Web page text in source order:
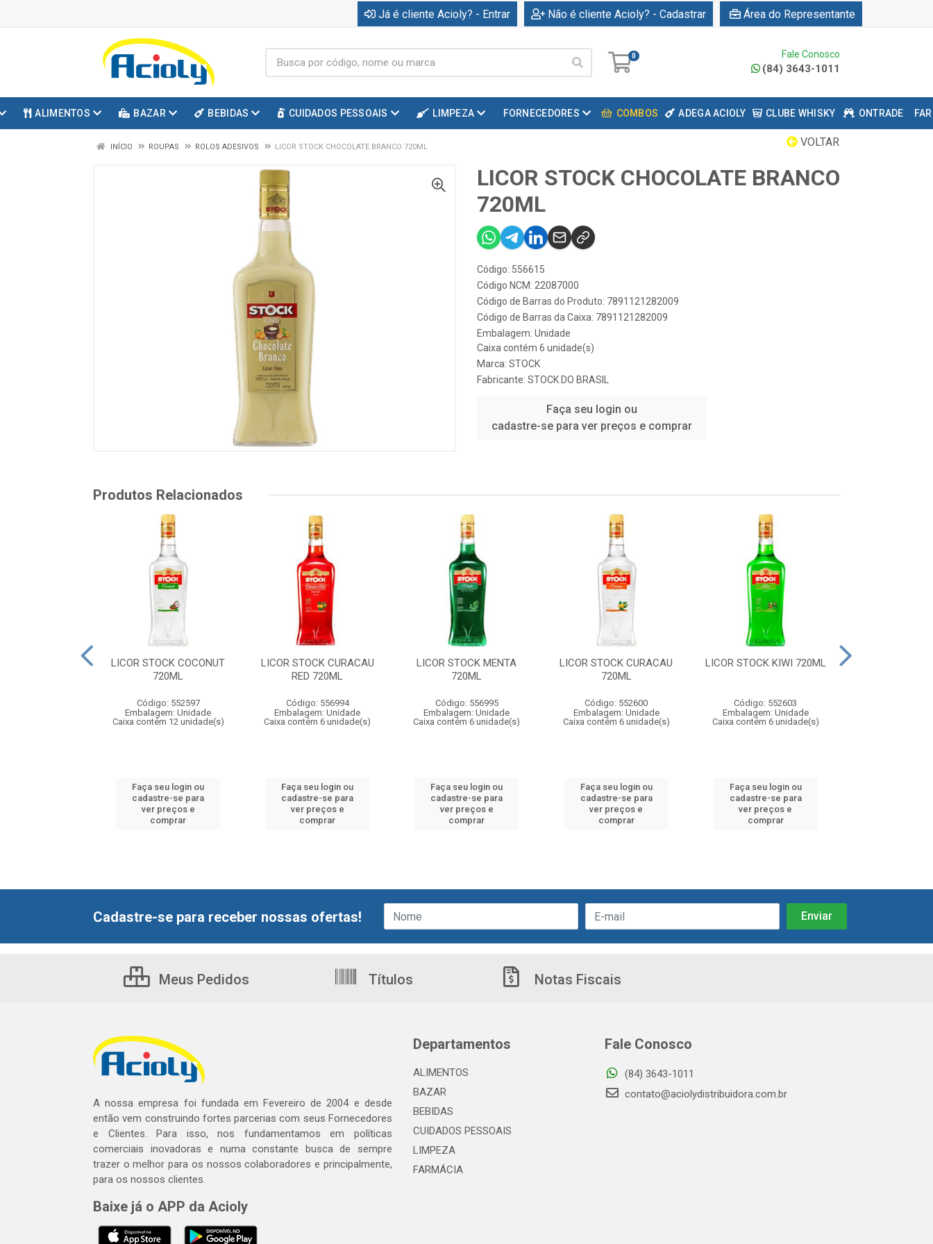
Já é cliente Acioly? - Entrar Não é cliente Acioly? - Cadastrar Área do Representante
0 Fale Conosco
(84) 3643-1011
ALIMENTOS BAZAR BEBIDAS CUIDADOS PESSOAIS LIMPEZA FORNECEDORES COMBOS ADEGA ACIOLY CLUBE WHISKY ONTRADE
VOLTAR
INÍCIO ROUPAS ROLOS ADESIVOS LICOR STOCK CHOCOLATE BRANCO 720ML
LICOR STOCK CHOCOLATE BRANCO
720ML
Código: 556615
Código NCM: 22087000
Código de Barras do Produto: 7891121282009
Código de Barras da Caixa: 7891121282009
Embalagem: Unidade
Caixa contém 6 unidade(s)
Marca: STOCK
Fabricante: STOCK DO BRASIL
Faça seu login ou
cadastre-se para ver preços e comprar
Produtos Relacionados
LICOR STOCK COCONUT
720ML
Código: 552597
Embalagem: Unidade
Caixa contém 12 unidade(s)
Faça seu login ou
cadastre-se para
ver preços e
comprar
LICOR STOCK CURACAU
RED 720ML
Código: 556994
Embalagem: Unidade
Caixa contém 6 unidade(s)
Faça seu login ou
cadastre-se para
ver preços e
comprar
LICOR STOCK MENTA
720ML
Código: 556995
Embalagem: Unidade
Caixa contém 6 unidade(s)
Faça seu login ou
cadastre-se para
ver preços e
comprar
LICOR STOCK CURACAU
720ML
Código: 552600
Embalagem: Unidade
Caixa contém 6 unidade(s)
Faça seu login ou
cadastre-se para
ver preços e
comprar
LICOR STOCK KIWI 720ML
Código: 552603
Embalagem: Unidade
Caixa contém 6 unidade(s)
Faça seu login ou
cadastre-se para
ver preços e
comprar
Cadastre-se para receber nossas ofertas!
Meus Pedidos Títulos Notas Fiscais
A nossa empresa foi fundada em Fevereiro de 2004 e desde
então vem construindo fortes parcerias com seus Fornecedores
e Clientes. Para isso, nos fundamentamos em políticas
comerciais inovadoras e numa constante busca de sempre
trazer o melhor para os nossos colaboradores e principalmente,
para os nossos clientes.
Baixe já o APP da Acioly
Departamentos
ALIMENTOS
BAZAR
BEBIDAS
CUIDADOS PESSOAIS
LIMPEZA
FARMÁCIA
Fale Conosco
(84) 3643-1011
contato@aciolydistribuidora.com.br